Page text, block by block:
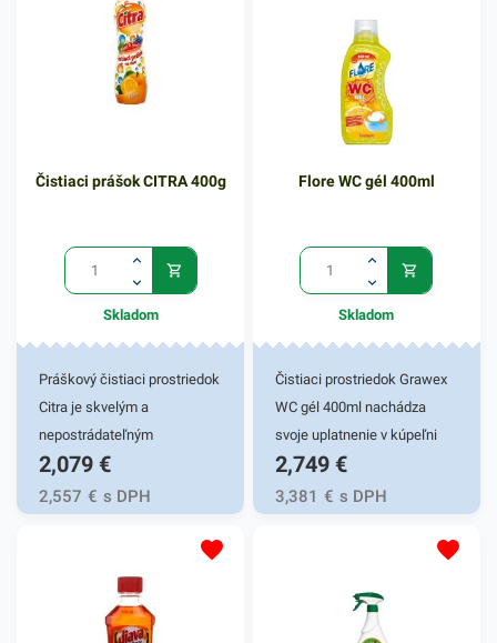
Čistiaci prášok CITRA 400g
Skladom
Práškový čistiaci prostriedok
Citra je skvelým a
nepostrádateľným
pomocníkom vo vašej
domácnosti Je vhodný na
kuchynský riad ale aj na
kúpeľnové predmety. Tento
čistiaci prostriedok
zanecháva sviežu citrónovú
2,079 €
2,557 € s DPH
Flore WC gél 400ml
Skladom
Čistiaci prostriedok Grawex
WC gél 400ml nachádza
svoje uplatnenie v kúpeľni
vašej domácnosti. Je
účinným gélovým prípravkom
do závesných nádobiek
dezodoračné, priebežné
čistiace a antibakteriálne
2,749 €
3,381 € s DPH